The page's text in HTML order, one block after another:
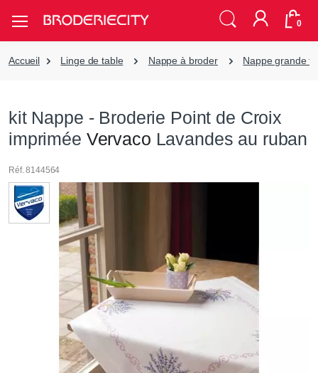
0
Accueil Linge de table Nappe à broder Nappe grande
kit Nappe - Broderie Point de Croix
imprimée Vervaco Lavandes au ruban
Réf. 8144564